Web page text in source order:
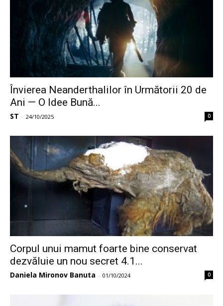
Învierea Neanderthalilor în Următorii 20 de
Ani — O Idee Bună...
ST - 24/10/2025 0
Corpul unui mamut foarte bine conservat
dezvăluie un nou secret 4.1...
Daniela Mironov Banuta - 01/10/2024 0